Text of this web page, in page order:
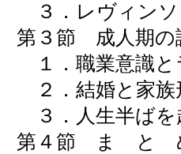
３．レヴィンソ
第３節 成人期の
１．職業意識と
２．結婚と家族
３．人生半ばを
第４節 ま と